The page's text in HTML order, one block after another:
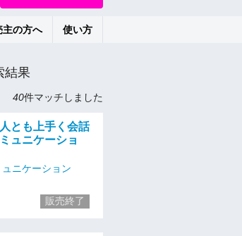
主の方へ 使い方
結果
40件マッチしました
とも上手く会話
ュニケーショ
ニケーション
販売終了